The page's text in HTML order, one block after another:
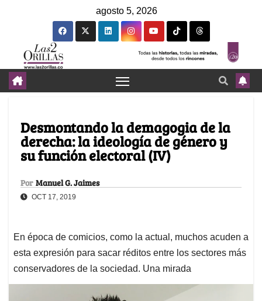
agosto 5, 2026
Desmontando la demagogia de la
derecha: la ideología de género y
su función electoral (IV)
Por Manuel G. Jaimes
OCT 17, 2019
En época de comicios, como la actual, muchos acuden a
esta expresión para sacar réditos entre los sectores más
conservadores de la sociedad. Una mirada